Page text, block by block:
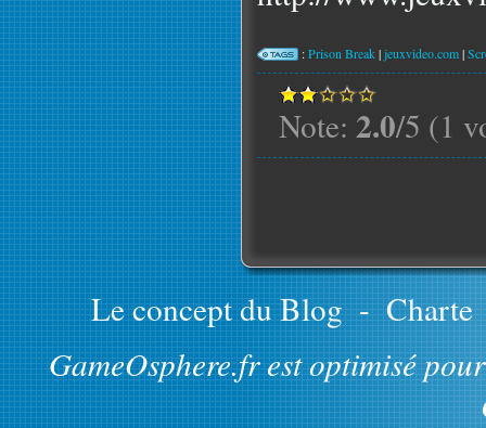
:Prison Break|jeuxvideo.com|
Note: 2.0/5 (1
Le concept du Blog - Charte
GameOsphere.fr est optimisé